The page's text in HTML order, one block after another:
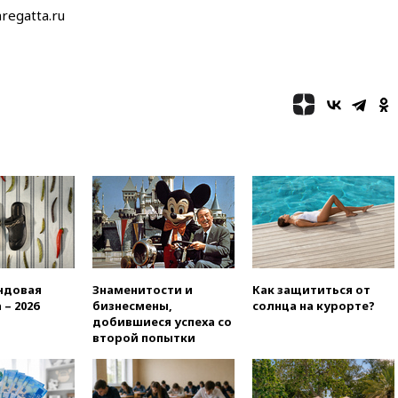
крайне низкого уровня
13:11
Путин обсудил с
президентом ОАЭ ситуацию в
Персидском заливе и на
Украине
13:09
Суд обязал москвичку
крокодила, лису и других
животных
запустить групповые
безвизовые турпоездки для
Вьетнама
2026
Знаменитости и
бизнесмены,
добившиеся успеха со
второй попытки
Как защититься от
солнца на курорте?